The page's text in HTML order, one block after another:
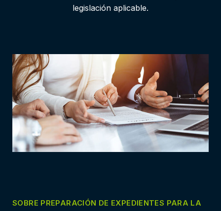
legislación aplicable.
SOBRE PREPARACIÓN DE EXPEDIENTES PARA LA